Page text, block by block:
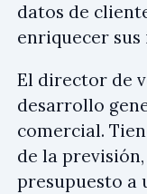
datos de
enriquecer
El director de
desarrollo
comercial.
de la
presupuesto a